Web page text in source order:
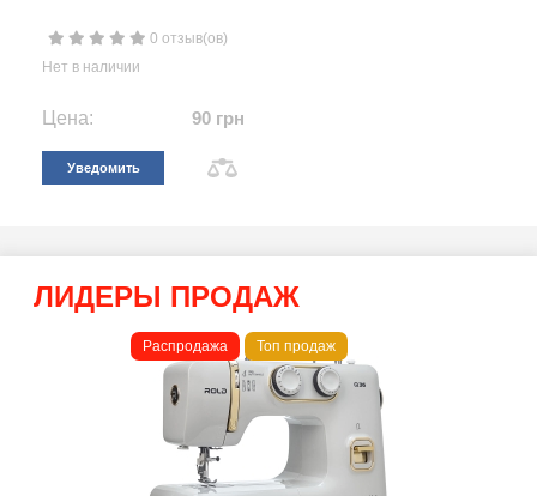
0 отзыв(ов)
Нет в наличии
Цена: 90 грн
Уведомить
ЛИДЕРЫ ПРОДАЖ
Распродажа Топ продаж